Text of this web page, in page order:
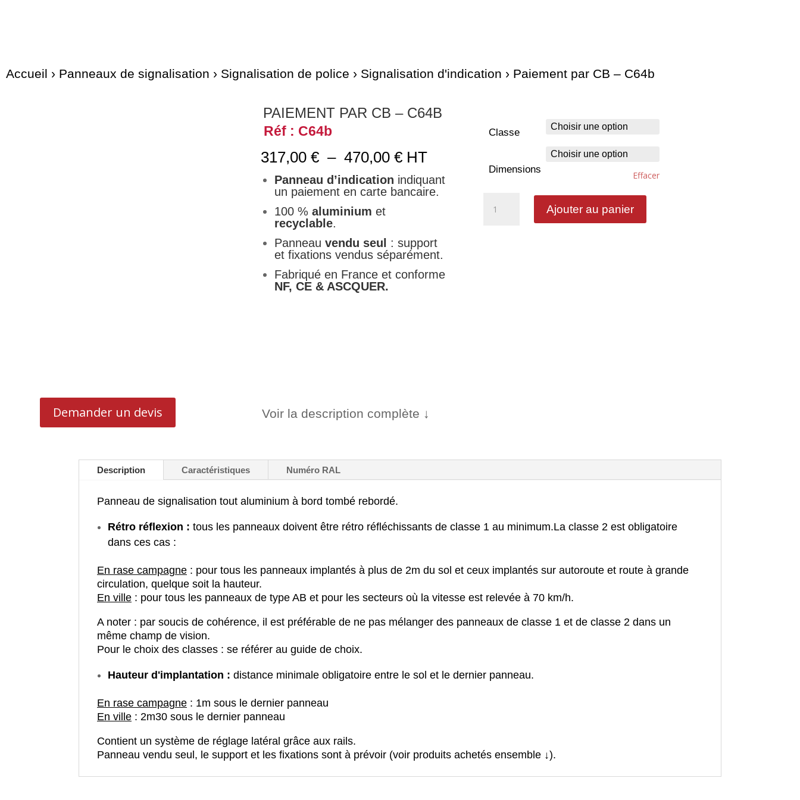
Accueil › Panneaux de signalisation › Signalisation de police › Signalisation d'indication › Paiement par CB – C64b
Demander un devis
PAIEMENT PAR CB – C64B
Réf : C64b
317,00 € – 470,00 €Plage
de
prix :
317,00 €
HT
Panneau d’indication indiquant
un paiement en carte bancaire.
100 % aluminium et
recyclable.
Panneau vendu seul
: support
et fixations vendus séparément.
Fabriqué en France et conforme
NF, CE & ASCQUER.
Voir la description complète ↓
Classe
Dimensions
Effacer
Ajouter au panier
Description Caractéristiques Numéro RAL
Panneau de signalisation tout aluminium à bord tombé rebordé.
Rétro réflexion : tous les panneaux doivent être rétro réfléchissants de classe 1 au minimum.La classe 2 est obligatoire
dans ces cas :
En rase campagne : pour tous les panneaux implantés à plus de 2m du sol et ceux implantés sur autoroute et route à grande
circulation, quelque soit la hauteur.
En ville : pour tous les panneaux de type AB et pour les secteurs où la vitesse est relevée à 70 km/h.
A noter : par soucis de cohérence, il est préférable de ne pas mélanger des panneaux de classe 1 et de classe 2 dans un
même champ de vision.
Pour le choix des classes : se référer au guide de choix.
Hauteur d'implantation : distance minimale obligatoire entre le sol et le dernier panneau.
En rase campagne : 1m sous le dernier panneau
En ville : 2m30 sous le dernier panneau
Contient un système de réglage latéral grâce aux rails.
Panneau vendu seul, le support et les fixations sont à prévoir (voir produits achetés ensemble ↓).